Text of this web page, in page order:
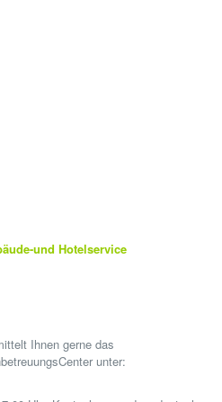
und Hotelservice
Ihnen gerne das
unter: